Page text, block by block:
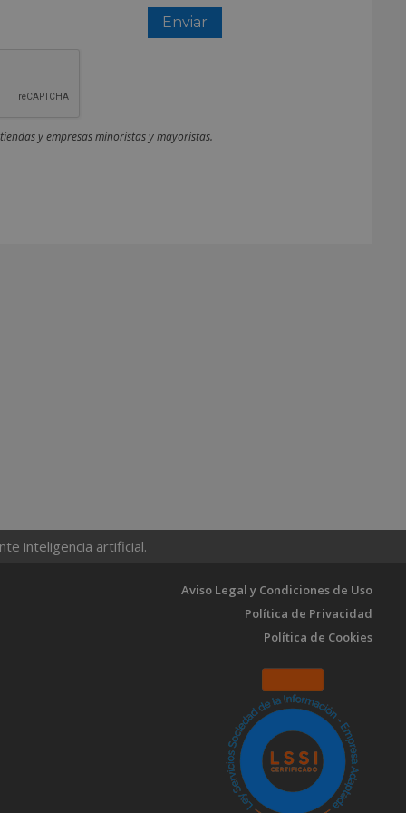
y empresas minoristas y mayoristas.
inteligencia artificial.
Aviso Legal y Condiciones de Uso
Política de Privacidad
Política de Cookies